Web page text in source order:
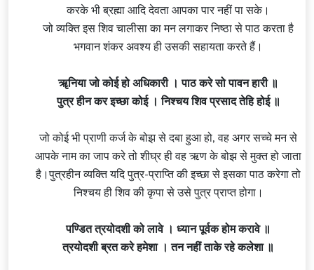
करके भीब्रह्मा आदि देवता आपका पार नहीं पा सके।
जो व्यक्ति इस शिव चालीसा का मन लगाकर निष्ठा से पाठ करता है
भगवान शंकर अवश्य ही उसकी सहायता करते हैं।
ॠनिया जो कोई हो अधिकारी । पाठ करे सो पावन हारी ॥
पुत्र हीन कर इच्छा कोई । निश्चय शिव प्रसाद तेहि होई ॥
जो कोई भी प्राणी कर्ज के बोझ से दबा हुआ हो, वह अगर सच्चे मन से
आपके नाम का जाप करे तो शीघ्र ही वह ऋण के बोझ से मुक्त हो जाता
है।पुत्रहीन व्यक्ति यदि पुत्र-प्राप्ति की इच्छा से इसका पाठ करेगा तो
निश्चय ही शिव की कृपा से उसे पुत्र प्राप्त होगा।
पण्डित त्रयोदशी को लावे । ध्यान पूर्वक होम करावे ॥
त्रयोदशी ब्रत करे हमेशा । तन नहीं ताके रहे कलेशा ॥